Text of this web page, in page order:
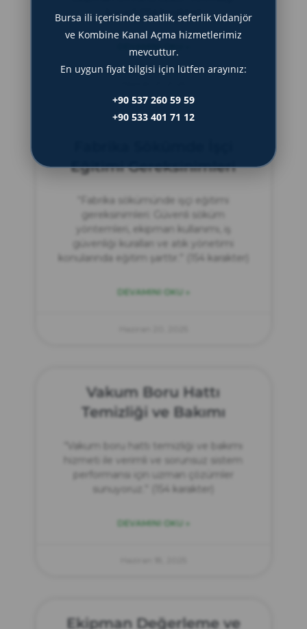
korur.” (154 karakter)
DEVAMINI OKU »
Eğitimi Gereksinimleri
“Fabrika sökümünde işçi eğitimi
gereksinimleri: Güvenli söküm
yöntemleri, ekipman kullanımı, iş
güvenliği kuralları ve atık yönetimi
konularında eğitim şarttır.” (154 karakter)
DEVAMINI OKU »
Vakum Boru Hattı
Temizliği ve Bakımı
“Vakum boru hattı temizliği ve bakımı
hizmeti ile verimli ve sorunsuz sistem
performansı için uzman çözümler
sunuyoruz.” (154 karakter)
DEVAMINI OKU »
Ekipman Değerleme ve
Bursa ili içerisinde saatlik, seferlik Vidanjör
ve Kombine Kanal Açma hizmetlerimiz
mevcuttur.
En uygun fiyat bilgisi için lütfen arayınız:
+90 537 260 59 59
+90 533 401 71 12